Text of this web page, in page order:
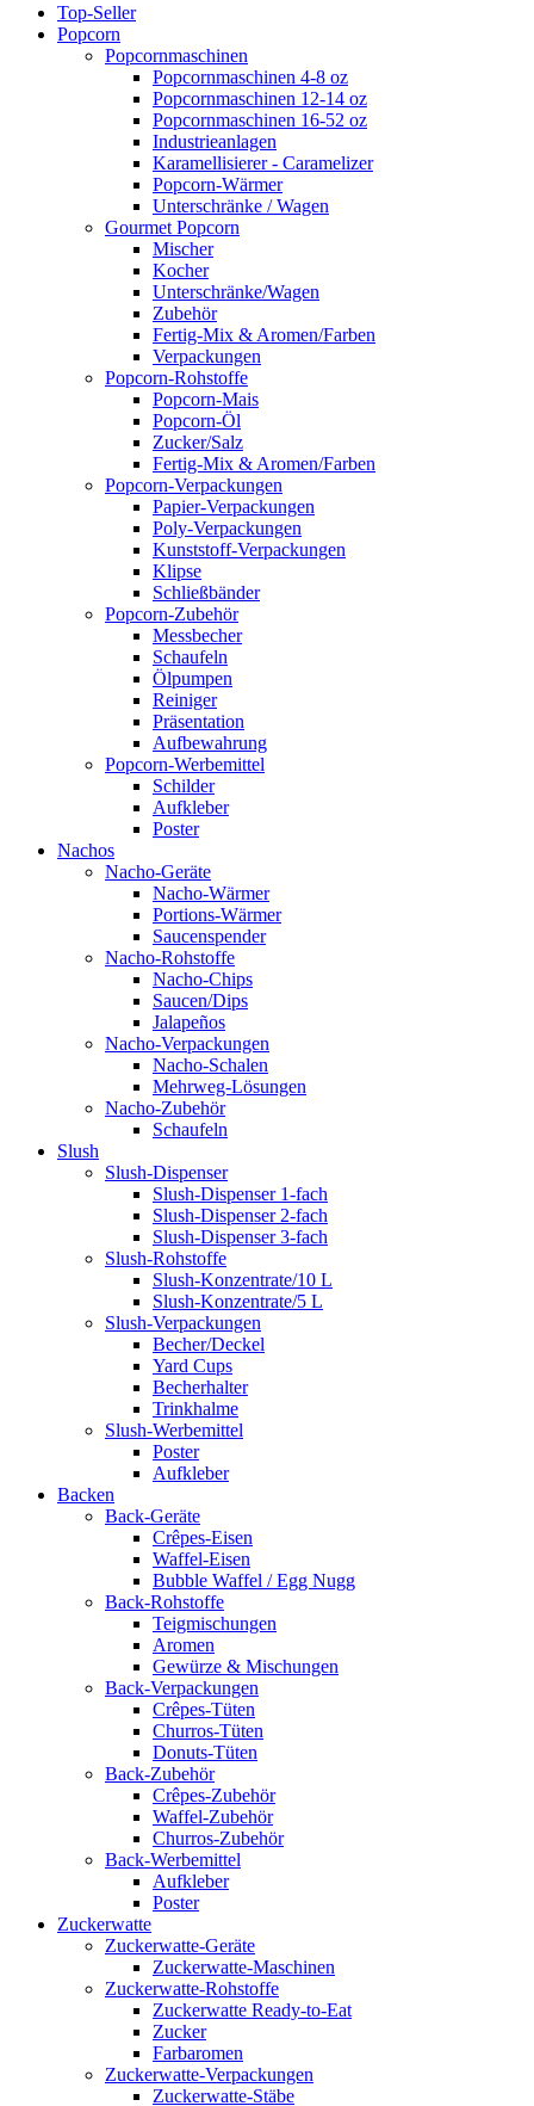
Top-Seller
Popcorn
Popcornmaschinen
Popcornmaschinen 4-8 oz
Popcornmaschinen 12-14 oz
Popcornmaschinen 16-52 oz
Industrieanlagen
Karamellisierer - Caramelizer
Popcorn-Wärmer
Unterschränke / Wagen
Gourmet Popcorn
Mischer
Kocher
Unterschränke/Wagen
Zubehör
Fertig-Mix & Aromen/Farben
Verpackungen
Popcorn-Rohstoffe
Popcorn-Mais
Popcorn-Öl
Zucker/Salz
Fertig-Mix & Aromen/Farben
Popcorn-Verpackungen
Papier-Verpackungen
Poly-Verpackungen
Kunststoff-Verpackungen
Klipse
Schließbänder
Popcorn-Zubehör
Messbecher
Schaufeln
Ölpumpen
Reiniger
Präsentation
Aufbewahrung
Popcorn-Werbemittel
Schilder
Aufkleber
Poster
Nachos
Nacho-Geräte
Nacho-Wärmer
Portions-Wärmer
Saucenspender
Nacho-Rohstoffe
Nacho-Chips
Saucen/Dips
Jalapeños
Nacho-Verpackungen
Nacho-Schalen
Mehrweg-Lösungen
Nacho-Zubehör
Schaufeln
Slush
Slush-Dispenser
Slush-Dispenser 1-fach
Slush-Dispenser 2-fach
Slush-Dispenser 3-fach
Slush-Rohstoffe
Slush-Konzentrate/10 L
Slush-Konzentrate/5 L
Slush-Verpackungen
Becher/Deckel
Yard Cups
Becherhalter
Trinkhalme
Slush-Werbemittel
Poster
Aufkleber
Backen
Back-Geräte
Crêpes-Eisen
Waffel-Eisen
Bubble Waffel / Egg Nugg
Back-Rohstoffe
Teigmischungen
Aromen
Gewürze & Mischungen
Back-Verpackungen
Crêpes-Tüten
Churros-Tüten
Donuts-Tüten
Back-Zubehör
Crêpes-Zubehör
Waffel-Zubehör
Churros-Zubehör
Back-Werbemittel
Aufkleber
Poster
Zucker­watte
Zuckerwatte-Geräte
Zuckerwatte-Maschinen
Zuckerwatte-Rohstoffe
Zuckerwatte Ready-to-Eat
Zucker
Farbaromen
Zuckerwatte-Verpackungen
Zuckerwatte-Stäbe